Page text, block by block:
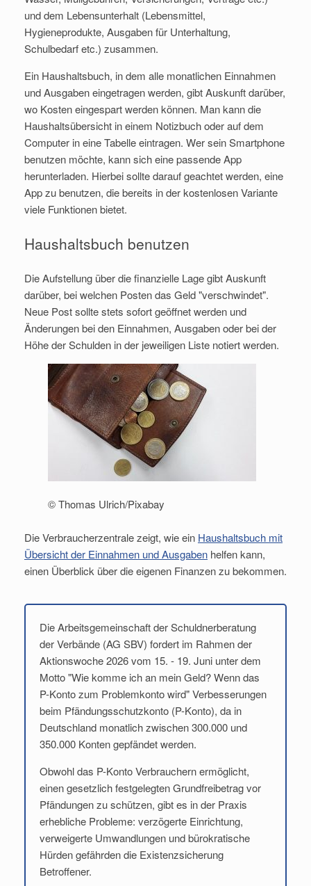
und dem Lebensunterhalt (Lebensmittel,
Hygieneprodukte, Ausgaben für Unterhaltung,
Schulbedarf etc.) zusammen.
Ein Haushaltsbuch, in dem alle monatlichen Einnahmen
und Ausgaben eingetragen werden, gibt Auskunft darüber,
wo Kosten eingespart werden können. Man kann die
Haushaltsübersicht in einem Notizbuch oder auf dem
Computer in eine Tabelle eintragen. Wer sein Smartphone
benutzen möchte, kann sich eine passende App
herunterladen. Hierbei sollte darauf geachtet werden, eine
App zu benutzen, die bereits in der kostenlosen Variante
viele Funktionen bietet.
Haushaltsbuch benutzen
Die Aufstellung über die finanzielle Lage gibt Auskunft
darüber, bei welchen Posten das Geld "verschwindet".
Neue Post sollte stets sofort geöffnet werden und
Änderungen bei den Einnahmen, Ausgaben oder bei der
Höhe der Schulden in der jeweiligen Liste notiert werden.
© Thomas Ulrich/Pixabay
Die Verbraucherzentrale zeigt, wie ein Haushaltsbuch mit
Übersicht der Einnahmen und Ausgaben helfen kann,
einen Überblick über die eigenen Finanzen zu bekommen.
Die Arbeitsgemeinschaft der Schuldnerberatung
der Verbände (AG SBV) fordert im Rahmen der
Aktionswoche 2026 vom 15. - 19. Juni unter dem
Motto "Wie komme ich an mein Geld? Wenn das
P-Konto zum Problemkonto wird" Verbesserungen
beim Pfändungsschutzkonto (P-Konto), da in
Deutschland monatlich zwischen 300.000 und
350.000 Konten gepfändet werden.
Obwohl das P-Konto Verbrauchern ermöglicht,
einen gesetzlich festgelegten Grundfreibetrag vor
Pfändungen zu schützen, gibt es in der Praxis
erhebliche Probleme: verzögerte Einrichtung,
verweigerte Umwandlungen und bürokratische
Hürden gefährden die Existenzsicherung
Betroffener.